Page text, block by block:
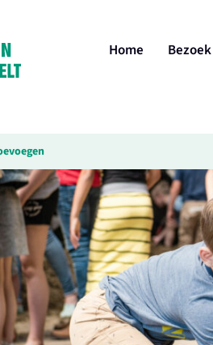
Home